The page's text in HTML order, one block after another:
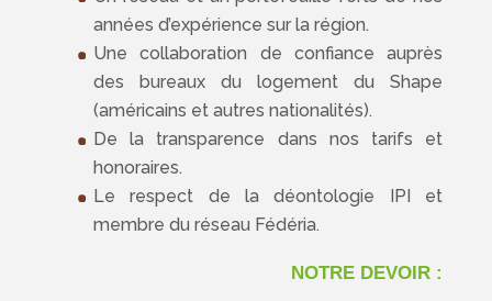
années d’expérience sur la région.
Une collaboration de confiance auprès
des bureaux du logement du Shape
(américains et autres nationalités).
De la transparence dans nos tarifs et
honoraires.
Le respect de la déontologie IPI et
membre du réseau Fédéria.
NOTRE DEVOIR :